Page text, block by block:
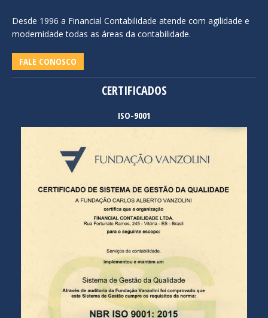
Desde 1996 a Financial Contabilidade atende com agilidade e
modernidade todas as áreas da contabilidade.
FALE CONOSCO
CERTIFICADOS
ISO-9001